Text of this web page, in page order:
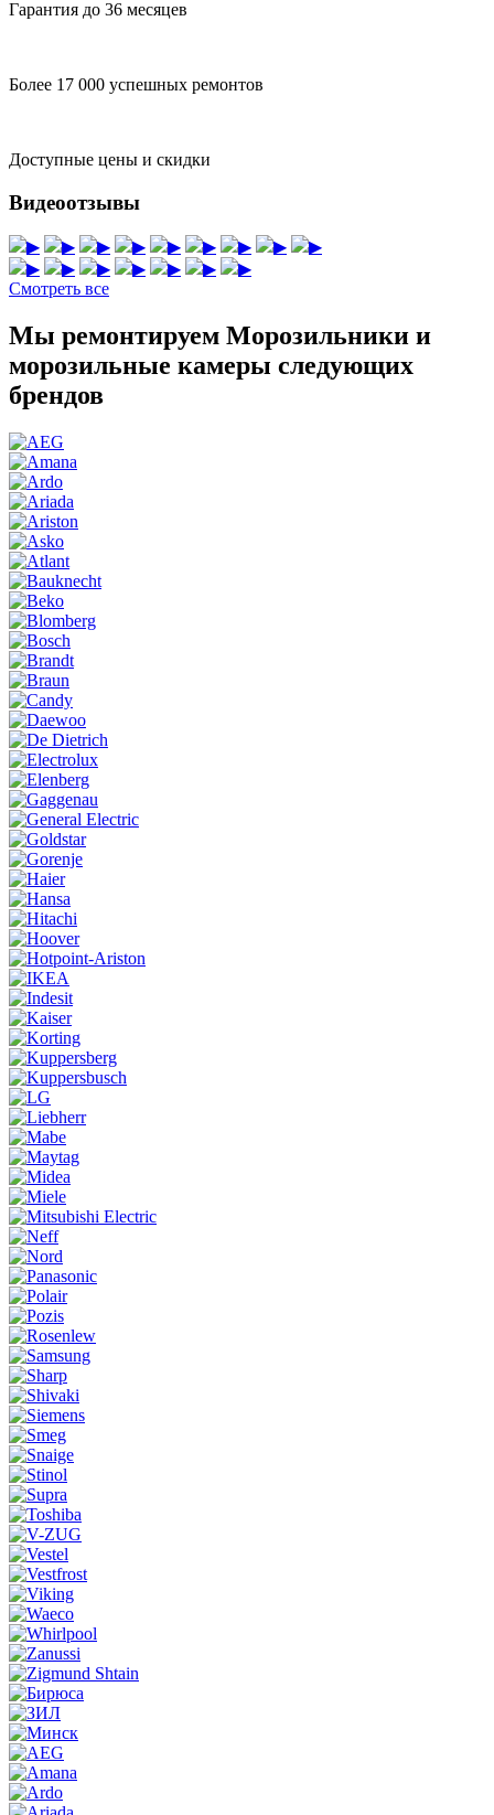
Гарантия до 36 месяцев
Более 17 000 успешных ремонтов
Доступные цены и скидки
Видеоотзывы
▶ ▶ ▶ ▶ ▶ ▶ ▶ ▶
▶
▶
▶ ▶ ▶ ▶ ▶
▶
Смотреть все
Мы ремонтируем Морозильники и
морозильные камеры следующих
брендов